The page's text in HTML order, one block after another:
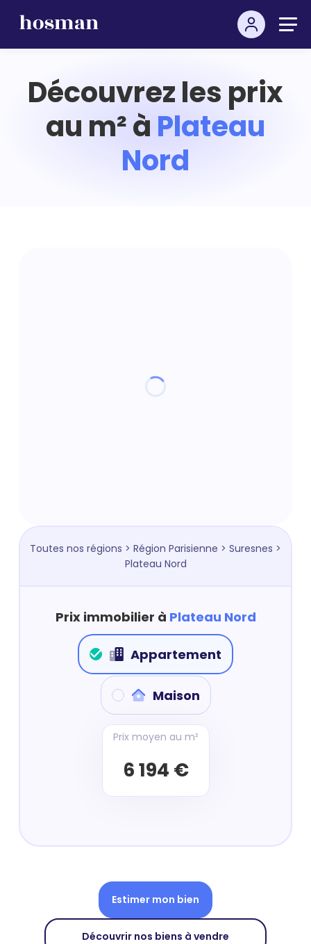
Découvrez les prix
au m² à Plateau
Nord
Toutes nos régions > Région Parisienne > Suresnes >
Plateau Nord
Prix immobilier à Plateau Nord
Appartement
Maison
Prix moyen au m²
6 194 €
Estimer mon bien
Découvrir nos biens à vendre